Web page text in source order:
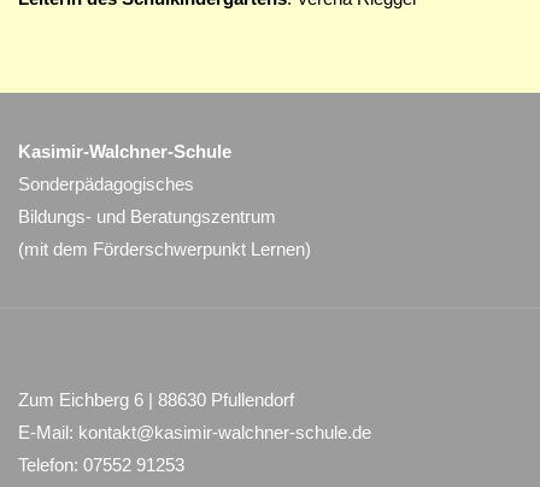
Kasimir-Walchner-Schule
Sonderpädagogisches
Bildungs- und Beratungszentrum
(mit dem Förderschwerpunkt Lernen)
Zum Eichberg 6 | 88630 Pfullendorf
E-Mail: kontakt@kasimir-walchner-schule.de
Telefon: 07552 91253